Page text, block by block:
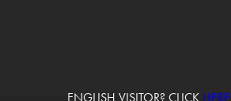
ENGLISH VISITOR? CLICK HERE